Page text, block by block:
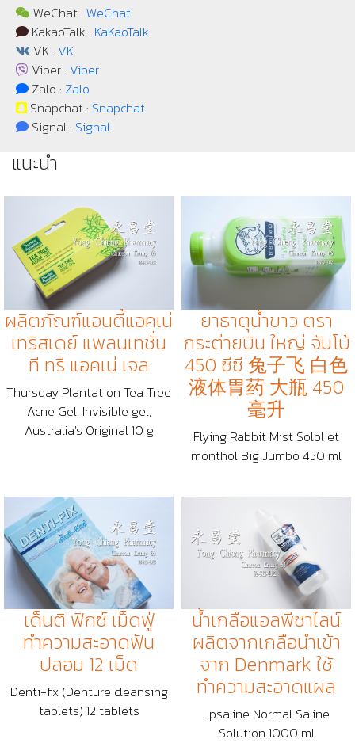
WeChat : WeChat
KakaoTalk : KaKaoTalk
VK : VK
Viber : Viber
Zalo : Zalo
Snapchat : Snapchat
Signal : Signal
แนะนำ
ผลิตภัณฑ์​แอนตี้แอคเน่
เทริสเดย์ แพลนเทชั่น
ที ทรี แอคเน่ เจล
Thursday Plantation Tea Tree
Acne Gel, Invisible gel,
Australia's Original 10 g
ยาธาตุน้ำขาว ตรา
กระต่ายบิน ใหญ่ จัมโบ้
450 ซีซี 兔子飞 白色
液体胃药 大瓶 450
毫升
Flying Rabbit Mist Solol et
monthol Big Jumbo 450 ml
เด็นติ ฟิกซ์ เม็ดฟู่
ทำความสะอาดฟัน
ปลอม 12 เม็ด
Denti-fix (Denture cleansing
tablets) 12 tablets
น้ำเกลือแอลพีซาไลน์
ผลิตจากเกลือนำเข้า
จาก Denmark ใช้
ทำความสะอาดแผล
Lpsaline Normal Saline
Solution 1000 ml